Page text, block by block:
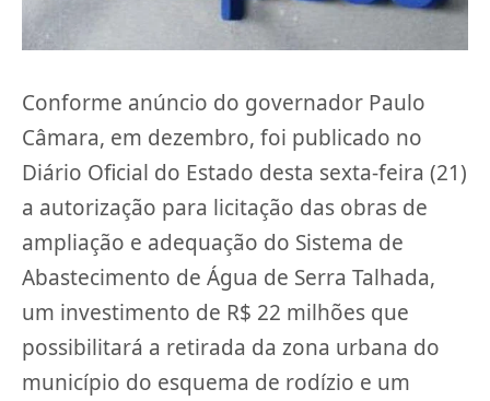
Conforme anúncio do governador Paulo
Câmara, em dezembro, foi publicado no
Diário Oficial do Estado desta sexta-feira (21)
a autorização para licitação das obras de
ampliação e adequação do Sistema de
Abastecimento de Água de Serra Talhada,
um investimento de R$ 22 milhões que
possibilitará a retirada da zona urbana do
município do esquema de rodízio e um